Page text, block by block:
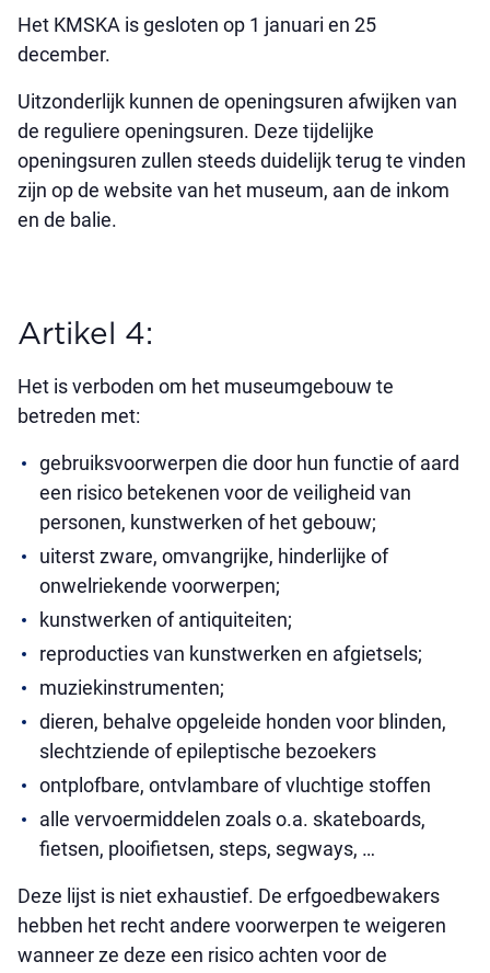
Het KMSKA is gesloten op 1 januari en 25
december.
Uitzonderlijk kunnen de openingsuren afwijken van
de reguliere openingsuren. Deze tijdelijke
openingsuren zullen steeds duidelijk terug te vinden
zijn op de website van het museum, aan de inkom
en de balie.
Artikel 4:
Het is verboden om het museumgebouw te
betreden met:
gebruiksvoorwerpen die door hun functie of aard
een risico betekenen voor de veiligheid van
personen, kunstwerken of het gebouw;
uiterst zware, omvangrijke, hinderlijke of
onwelriekende voorwerpen;
kunstwerken of antiquiteiten;
reproducties van kunstwerken en afgietsels;
muziekinstrumenten;
dieren, behalve opgeleide honden voor blinden,
slechtziende of epileptische bezoekers
ontplofbare, ontvlambare of vluchtige stoffen
alle vervoermiddelen zoals o.a. skateboards,
fietsen, plooifietsen, steps, segways, …
Deze lijst is niet exhaustief. De erfgoedbewakers
hebben het recht andere voorwerpen te weigeren
wanneer ze deze een risico achten voor de